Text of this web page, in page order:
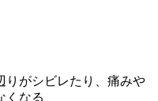
りがシビレたり、痛みや
くなる